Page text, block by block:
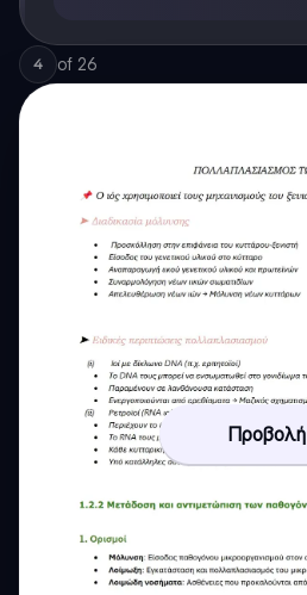
4 of 26
Προβολή